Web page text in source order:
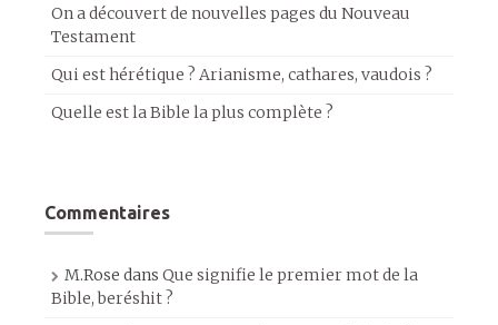
On a découvert de nouvelles pages du Nouveau
Testament
Qui est hérétique ? Arianisme, cathares, vaudois ?
Quelle est la Bible la plus complète ?
Commentaires
M.Rose dans Que signifie le premier mot de la
Bible, beréshit ?